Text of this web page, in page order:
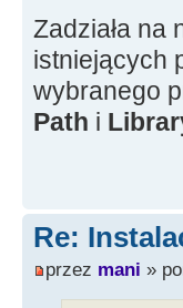
Zadziała na
istniejących
wybranego
Path i
Re:
przez mani »